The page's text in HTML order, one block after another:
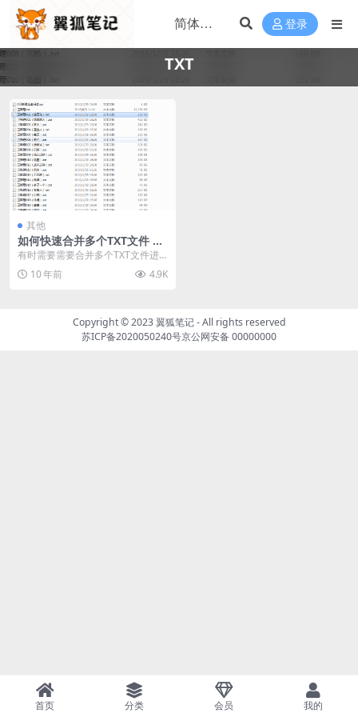
登录
TXT
其他
如何快速合并多个TXT文件 卫
斯理全集TXT合成方法介绍及
有时需要需要合并多个TXT文件进
行汇总分析出来，如何快速的实现
多个文件的合并呢？...
10 年前 4.9K
Copyright © 2023翼狐笔记- All rights reserved
苏ICP备2020050240号京公网安备 00000000
首页 分类 会员 我的